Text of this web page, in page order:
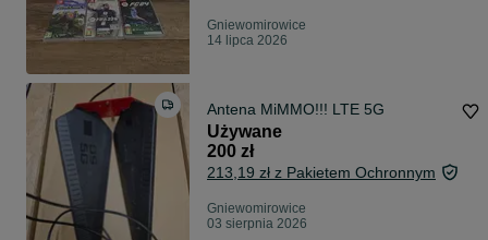
Gniewomirowice
14 lipca 2026
Antena MiMMO!!! LTE 5G
Używane
200 zł
213,19 zł z Pakietem Ochronnym
Gniewomirowice
03 sierpnia 2026